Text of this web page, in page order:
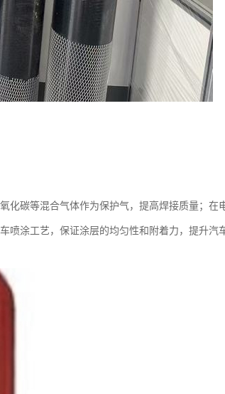
化碳等混合气体作为保护气，提高焊接质量；在
喷涂工艺，保证涂层的均匀性和附着力，提升汽